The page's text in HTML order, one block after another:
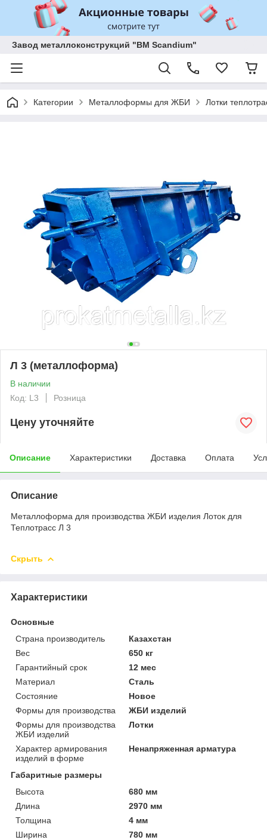
Завод металлоконструкций "BM Scandium"
Категории Металлоформы для ЖБИ Лотки
Л 3 (металлоформа)
В наличии
Код: L3
Розница
Цену уточняйте
Описание Характеристики Доставка Оплата
Описание
Металлоформа для производства ЖБИ изделия Лоток для
Теплотрасс Л 3
Скрыть
Характеристики
Основные
Страна производитель
Казахстан
Вес
650 кг
Гарантийный срок
12 мес
Материал
Сталь
Состояние
Новое
Формы для производства
ЖБИ изделий
Формы для производства
ЖБИ изделий
Лотки
Характер армирования
изделий в форме
Ненапряженная арматура
Габаритные размеры
Высота
680 мм
Длина
2970 мм
Толщина
4 мм
Ширина
780 мм